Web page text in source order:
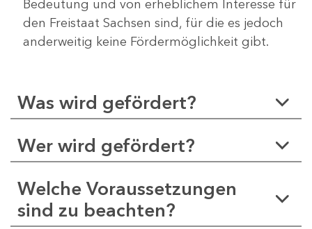
Bedeutung und von erheblichem Interesse für
den Freistaat Sachsen sind, für die es jedoch
anderweitig keine Fördermöglichkeit gibt.
Was wird gefördert?
Wer wird gefördert?
Welche Voraussetzungen
sind zu beachten?